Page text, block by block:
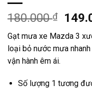
180.000₫
Giá
gốc
là:
Gạt mưa xe Mazda 3
loại bỏ nước mưa
vận hành êm ái.
Số lượng 1 tương